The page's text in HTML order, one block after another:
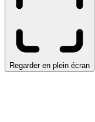
Regarder en plein écran